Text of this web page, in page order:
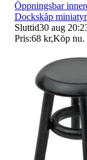
Öppningsbar
Dockskåp miniatyr
Sluttid30 aug
Pris:68 kr,Köp nu.